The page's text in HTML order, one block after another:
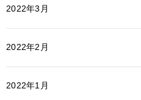
2022年3月
2022年2月
2022年1月